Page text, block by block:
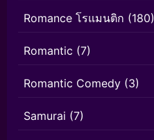
Romance โรแมนติก (180)
Romantic (7)
Romantic Comedy (3)
Samurai (7)